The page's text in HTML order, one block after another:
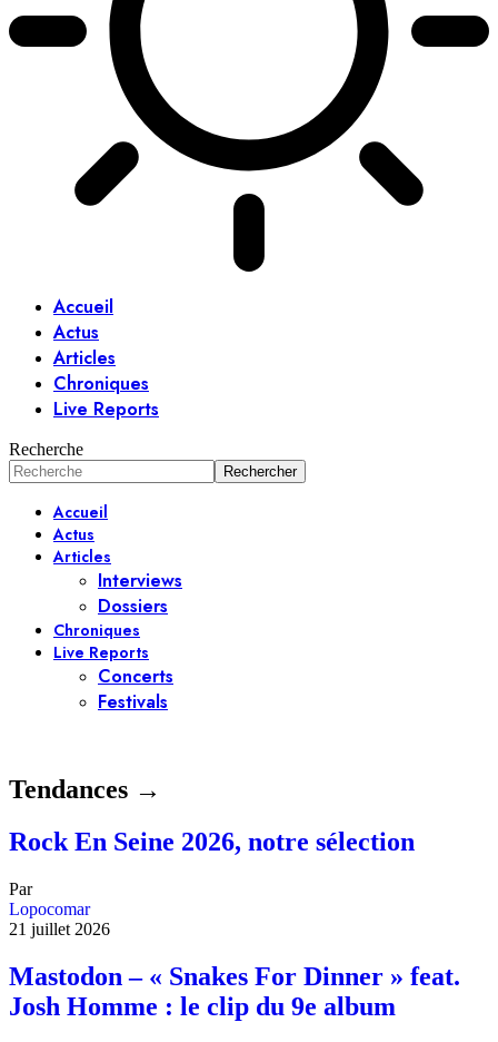
Accueil
Actus
Articles
Chroniques
Live Reports
Recherche
Accueil
Actus
Articles
Interviews
Dossiers
Chroniques
Live Reports
Concerts
Festivals
Tendances →
Rock En Seine 2026, notre sélection
Par
Lopocomar
21 juillet 2026
Mastodon – « Snakes For Dinner » feat.
Josh Homme : le clip du 9e album